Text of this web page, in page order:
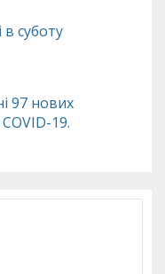
суботу
97 нових
19.